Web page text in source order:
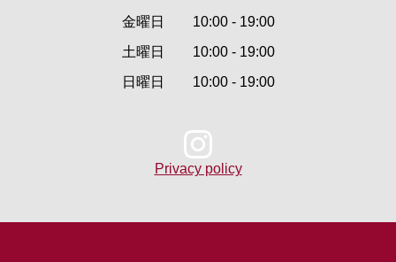
金曜日
10:00 - 19:00
土曜日
10:00 - 19:00
日曜日
10:00 - 19:00
Privacy policy